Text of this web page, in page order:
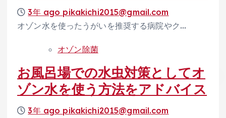
3年 ago pikakichi2015@gmail.com
オゾン水を使ったうがいを推奨する病院やク…
オゾン除菌
お風呂場での水虫対策としてオ
ゾン水を使う方法をアドバイス
3年 ago pikakichi2015@gmail.com